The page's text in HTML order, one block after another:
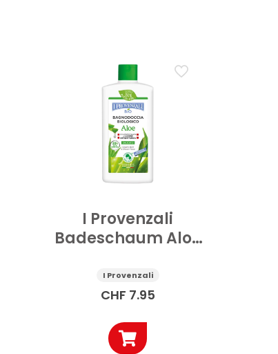
I Provenzali
Badeschaum Aloe
I Provenzali
CHF 7.95